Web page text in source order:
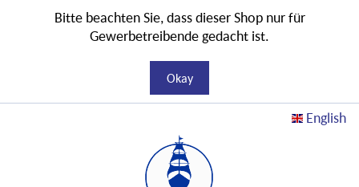
English
Bitte beachten Sie, dass dieser Shop nur für
Gewerbetreibende gedacht ist.
Okay